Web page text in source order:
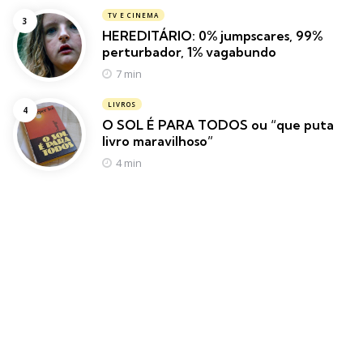
TV E CINEMA
HEREDITÁRIO: 0% jumpscares, 99%
perturbador, 1% vagabundo
7 min
LIVROS
O SOL É PARA TODOS ou “que puta
livro maravilhoso”
4 min